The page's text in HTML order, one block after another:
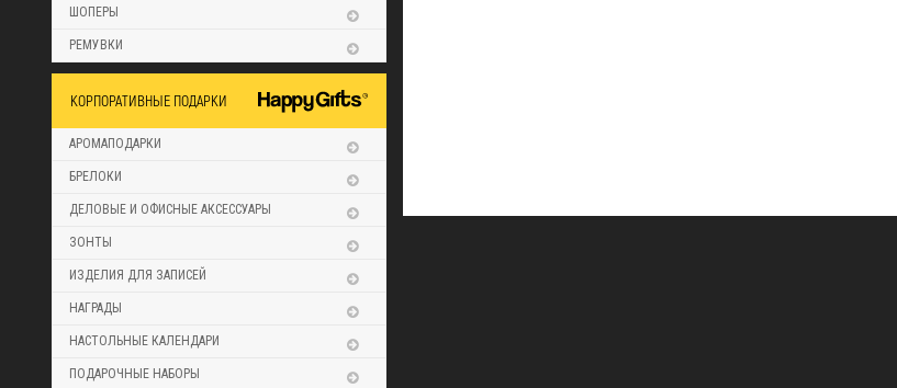
ШОПЕРЫ
РЕМУВКИ
КОРПОРАТИВНЫЕ ПОДАРКИ
АРОМАПОДАРКИ
БРЕЛОКИ
ДЕЛОВЫЕ И ОФИСНЫЕ АКСЕССУАРЫ
ЗОНТЫ
ИЗДЕЛИЯ ДЛЯ ЗАПИСЕЙ
НАГРАДЫ
НАСТОЛЬНЫЕ КАЛЕНДАРИ
ПОДАРОЧНЫЕ НАБОРЫ